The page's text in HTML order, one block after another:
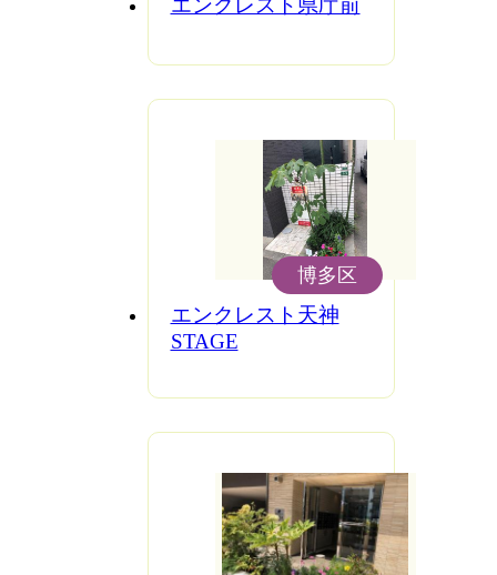
エンクレスト県庁前
エンクレスト天神
STAGE
博多区